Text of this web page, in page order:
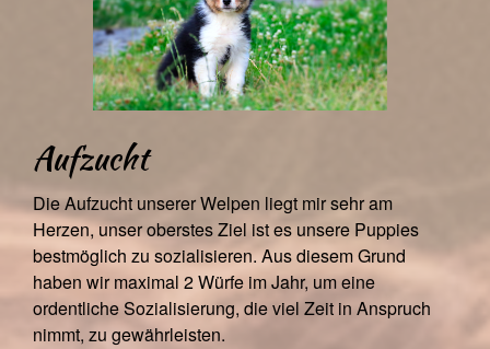
Aufzucht
Die Aufzucht unserer Welpen liegt mir sehr am
Herzen, unser oberstes Ziel ist es unsere Puppies
bestmöglich zu sozialisieren. Aus diesem Grund
haben wir maximal 2 Würfe im Jahr, um eine
ordentliche Sozialisierung, die viel Zeit in Anspruch
nimmt, zu gewährleisten.